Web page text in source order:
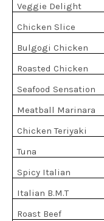
Veggie Delight
Chicken Slice
Bulgogi Chicken
Roasted Chicken
Seafood Sensation
Meatball Marinara
Chicken Teriyaki
Tuna
Spicy Italian
Italian B.M.T
Roast Beef